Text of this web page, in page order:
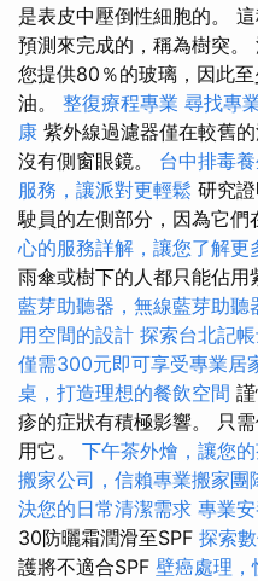
是表皮中壓倒性細胞的。
預測來完成的，稱為樹突
您提供80％的玻璃，因此
油。 整復療程專業 尋找專
康 紫外線過濾器僅在較舊
沒有側窗眼鏡。 台中排毒
服務，讓派對更輕鬆 研究
駛員的左側部分，因為它們
心的服務詳解，讓您了解更
雨傘或樹下的人都只能佔用
藍芽助聽器，無線藍芽助聽
用空間的設計 探索台北記
僅需300元即可享受專業居
桌，打造理想的餐飲空間
疹的症狀有積極影響。 只
用它。 下午茶外燴，讓您
搬家公司，信賴專業搬家團
決您的日常清潔需求 專業
30防曬霜潤滑至SPF 探索
護將不適合SPF 壁癌處理，